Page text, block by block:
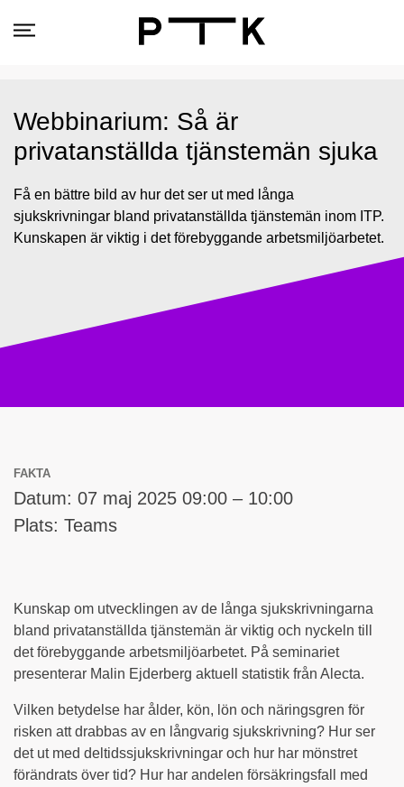
Webbinarium: Så är
privatanställda tjänstemän sjuka
Få en bättre bild av hur det ser ut med långa
sjukskrivningar bland privatanställda tjänstemän inom ITP.
Kunskapen är viktig i det förebyggande arbetsmiljöarbetet.
FAKTA
Datum: 07 maj 2025 09:00 – 10:00
Plats: Teams
Kunskap om utvecklingen av de långa sjukskrivningarna
bland privatanställda tjänstemän är viktig och nyckeln till
det förebyggande arbetsmiljöarbetet. På seminariet
presenterar Malin Ejderberg aktuell statistik från Alecta.
Vilken betydelse har ålder, kön, lön och näringsgren för
risken att drabbas av en långvarig sjukskrivning? Hur ser
det ut med deltidssjukskrivningar och hur har mönstret
förändrats över tid? Hur har andelen försäkringsfall med